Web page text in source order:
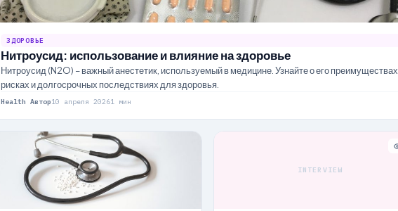
ЗДОРОВЬЕ
Нитроусид: использование и влияние на здоровье
Нитроусид (N2O) – важный анестетик, используемый в медицине. Узнайте о его преимуществах,
рисках и долгосрочных последствиях для здоровья.
Health Автор10 апреля 20261 мин
INTERVIEW